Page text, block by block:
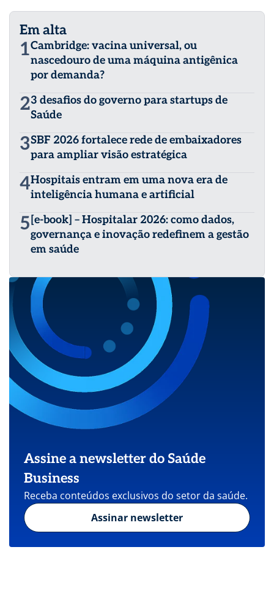
Em alta
1Cambridge: vacina universal, ou
nascedouro de uma máquina antigênica
por demanda?
23 desafios do governo para startups de
Saúde
3SBF 2026 fortalece rede de embaixadores
para ampliar visão estratégica
4Hospitais entram em uma nova era de
inteligência humana e artificial
5 [e-book] – Hospitalar 2026: como dados,
governança e inovação redefinem a gestão
em saúde
Assine a newsletter do Saúde
Business
Receba conteúdos exclusivos do setor da saúde.
Assinar newsletter